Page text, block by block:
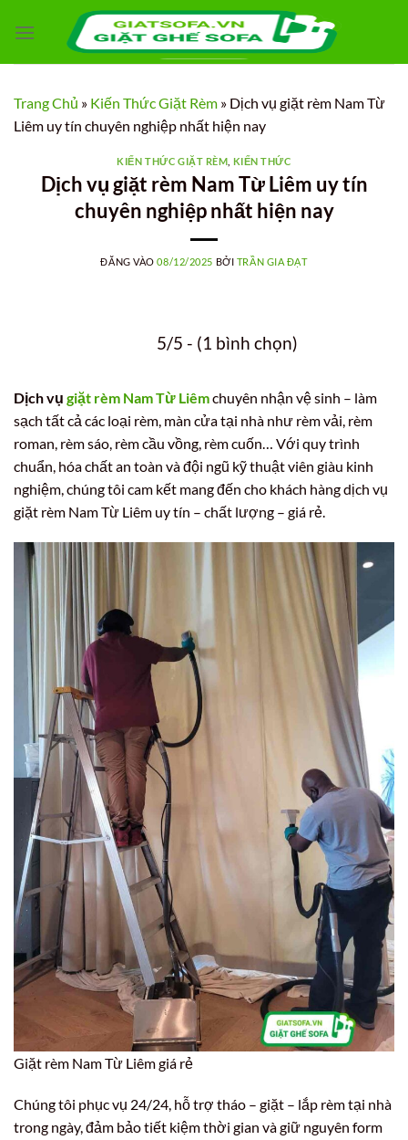
qua
Trang Chủ » Kiến Thức Giặt Rèm » Dịch vụ giặt rèm Nam Từ
Liêm uy tín chuyên nghiệp nhất hiện nay
KIẾN THỨC GIẶT RÈM KIẾN THỨC
Dịch vụ giặt rèm Nam Từ Liêm uy tín
chuyên nghiệp nhất hiện nay
ĐĂNG VÀO08/12/2025 BỞI TRẦN GIA ĐẠT
5/5 - (1 bình chọn)
Dịch vụ giặt rèm Nam Từ Liêmchuyên nhận vệ sinh – làm
sạch tất cả các loại rèm, màn cửa tại nhà như rèm vải, rèm
roman, rèm sáo, rèm cầu vồng, rèm cuốn… Với quy trình
chuẩn, hóa chất an toàn và đội ngũ kỹ thuật viên giàu kinh
nghiệm, chúng tôi cam kết mang đến cho khách hàng dịch vụ
giặt rèm Nam Từ Liêm uy tín – chất lượng – giá rẻ.
Giặt rèm Nam Từ Liêm giá rẻ
Chúng tôi phục vụ 24/24, hỗ trợ tháo – giặt – lắp rèm tại nhà
trong ngày, đảm bảo tiết kiệm thời gian và giữ nguyên form